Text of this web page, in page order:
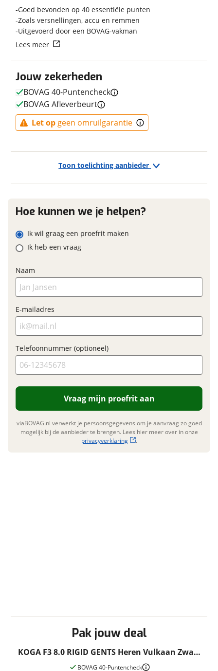
Aantal versnellingen
11
Framemateriaal
Aluminium
Kleur
Merk remsysteem voor
Type primair remsysteem
achter
Schijfrem
Merk primair remsysteem
achter
SHIMANO
Financieel
Prijs
BTW/marge
Bijtellingspercentage
7 %
Nieuwprijs
€ 2.199,-
BOVAG Garantie
Fabrieksgarantie van
Toon toelichting aanbieder
Pak jouw deal
KOGA F3 8.0 RIGID GENTS Heren Vulkaan Zwart
Mat 57cm 2027
BOVAG 40-Puntencheck
Vraag mijn reservering aan
viaBOVAG.nl verwerkt je persoonsgegevens om je aanvraag zo
over in onzeprivacyverklaring
Jouw zekerheden
BOVAG 40-Puntencheck
BOVAG Afleverbeurt
Let op geen omruilgarantie
Goed bevonden op 40 essentiële punten
Zoals versnellingen, accu en remmen
Uitgevoerd door een BOVAG-vakman
Lees meer
Hoe kunnen we je helpen?
Ik wil graag een proefrit maken
Ik heb een vraag
Naam
E-mailadres
Telefoonnummer (optioneel)
Vraag mijn proefrit aan
viaBOVAG.nl verwerkt je persoonsgegevens om je aanvraag zo goed
mogelijk bij de aanbieder te brengen. Lees hier meer over in onze
privacyverklaring
.